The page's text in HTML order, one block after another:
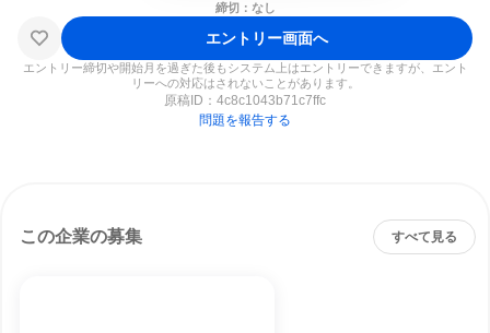
締切：なし
エントリー画面へ
エントリー締切や開始月を過ぎた後もシステム上はエントリーできますが、エント
リーへの対応はされないことがあります。
原稿ID： 4c8c1043b71c7ffc
問題を報告する
この企業の募集 すべて見る